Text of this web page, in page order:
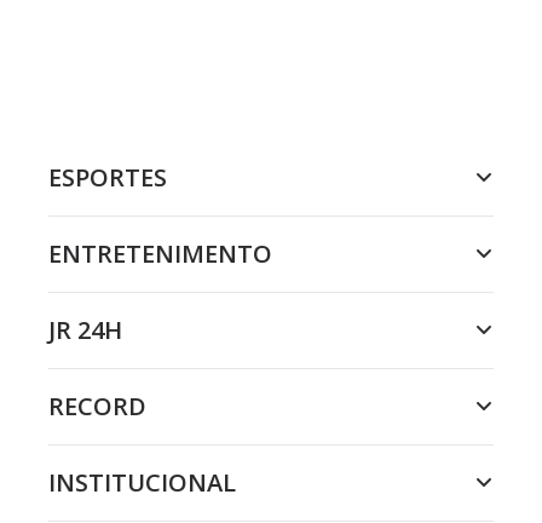
ESPORTES
ENTRETENIMENTO
JR 24H
RECORD
INSTITUCIONAL